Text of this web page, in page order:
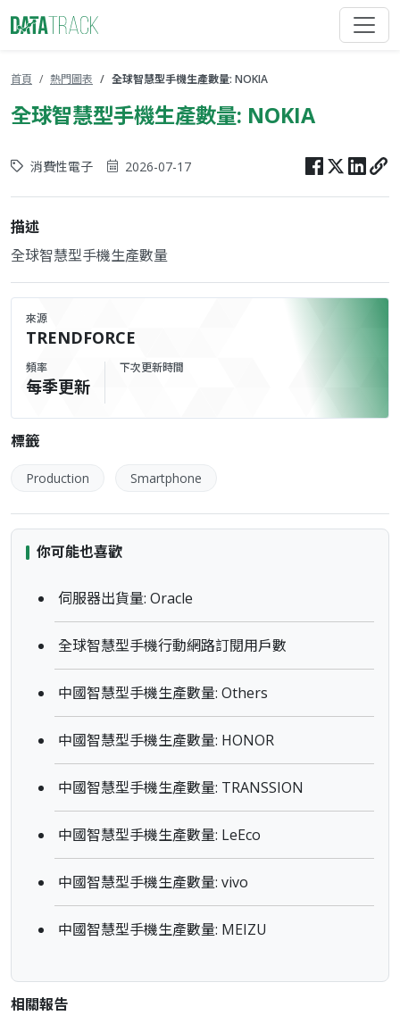
首頁 熱門圖表 全球智慧型手機生產數量: NOKIA
全球智慧型手機生產數量: NOKIA
消費性電子 2026-07-17
描述
全球智慧型手機生產數量
來源
TRENDFORCE
頻率
每季更新
下次更新時間
標籤
Production Smartphone
你可能也喜歡
伺服器出貨量: Oracle
全球智慧型手機行動網路訂閱用戶數
中國智慧型手機生產數量: Others
中國智慧型手機生產數量: HONOR
中國智慧型手機生產數量: TRANSSION
中國智慧型手機生產數量: LeEco
中國智慧型手機生產數量: vivo
中國智慧型手機生產數量: MEIZU
相關報告